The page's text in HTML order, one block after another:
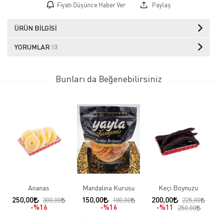
Fiyatı Düşünce Haber Ver Paylaş
ÜRÜN BILGISI
YORUMLAR (0)
Bunları da Beğenebilirsiniz
Ananas
250,00
300,00
%16
Mandalina Kurusu
150,00
180,00
%16
Keçi Boynuzu
200,00
225,00
%11
250,00